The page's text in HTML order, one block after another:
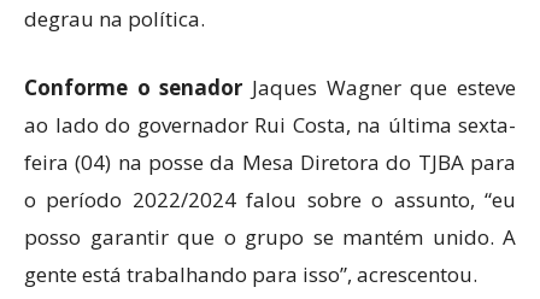
degrau na política.
Conforme o senador Jaques Wagner que esteve
ao lado do governador Rui Costa, na última sexta-
feira (04) na posse da Mesa Diretora do TJBA para
o período 2022/2024 falou sobre o assunto, “eu
posso garantir que o grupo se mantém unido. A
gente está trabalhando para isso”, acrescentou.